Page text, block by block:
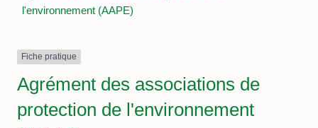
l'environnement (AAPE)
Fiche pratique
Agrément des associations de
protection de l'environnement